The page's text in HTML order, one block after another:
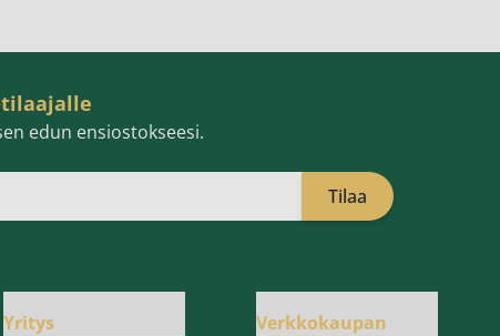
edun ensiostokseesi.
Tilaa
Yritys
Verkkokaupan